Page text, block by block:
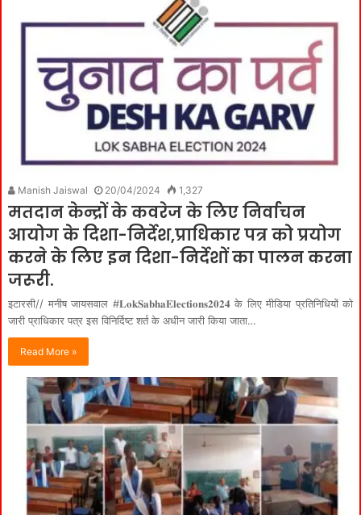
Manish Jaiswal 20/04/2024 1,327
मतदान केन्द्रों के कवरेज के लिए निर्वाचन
आयोग के दिशा-निर्देश,प्राधिकार पत्र को प्रयोग
करने के लिए इन दिशा-निर्देशों का पालन करना
जरूरी.
इटारसी// मनीष जायसवाल #𝐋𝐨𝐤𝐒𝐚𝐛𝐡𝐚𝐄𝐥𝐞𝐜𝐭𝐢𝐨𝐧𝐬𝟐𝟎𝟐𝟒 के लिए मीडिया प्रतिनिधियों को
जारी प्राधिकार पत्र इस विनिर्दिष्ट शर्त के अधीन जारी किया जाता…
Read More »